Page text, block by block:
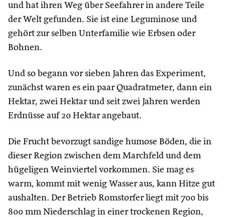
und hat ihren Weg über Seefahrer in andere Teile
der Welt gefunden. Sie ist eine Leguminose und
gehört zur selben Unterfamilie wie Erbsen oder
Bohnen.
Und so begann vor sieben Jahren das Experiment,
zunächst waren es ein paar Quadratmeter, dann ein
Hektar, zwei Hektar und seit zwei Jahren werden
Erdnüsse auf 20 Hektar angebaut.
Die Frucht bevorzugt sandige humose Böden, die in
dieser Region zwischen dem Marchfeld und dem
hügeligen Weinviertel vorkommen. Sie mag es
warm, kommt mit wenig Wasser aus, kann Hitze gut
aushalten. Der Betrieb Romstorfer liegt mit 700 bis
800 mm Niederschlag in einer trockenen Region,